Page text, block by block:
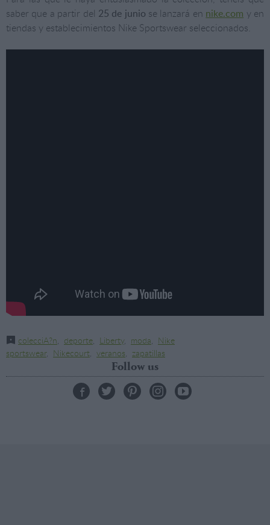
saber que a partir del 25 de junio se lanzará en nike.com y en
tiendas y establecimientos Nike Sportswear seleccionados.
colecciA?n, deporte, Liberty, moda, Nike
sportswear, Nikecourt, veranos, zapatillas
Follow us